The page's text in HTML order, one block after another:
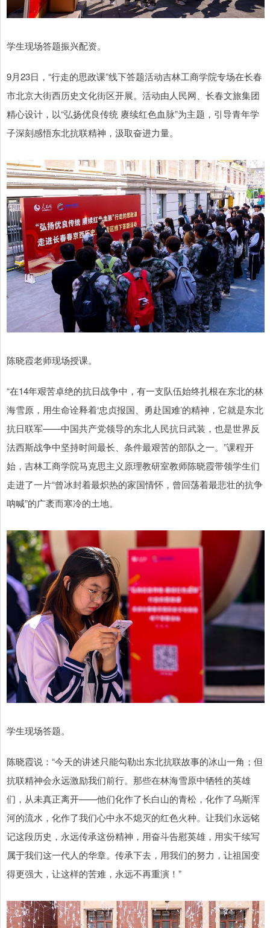
学生现场答题振兴配资。
9月23日，“行走的思政课”线下答题活动吉林工商学院专场在长春
市北京大街西历史文化街区开展。活动由人民网、长春文旅集团
精心设计，以“弘扬优良传统 赓续红色血脉”为主题，引导青年学
子深刻感悟东北抗联精神，汲取奋进力量。
陈晓霞老师现场授课。
“在14年艰苦卓绝的抗日战争中，有一支队伍始终扎根在东北的林
海雪原，用生命诠释着‘忠贞报国、勇赴国难’的精神，它就是东北
抗日联军——中国共产党领导的东北人民抗日武装，也是世界反
法西斯战争中坚持时间最长、条件最艰苦的部队之一。”课程开
始，吉林工商学院马克思主义原理教研室教师陈晓霞带领学生们
走进了一片“曾冰封着最炽热的家国情怀，曾回荡着最悲壮的抗争
呐喊”的广袤而寒冷的土地。
学生现场答题。
陈晓霞说：“今天的讲述只能勾勒出东北抗联故事的冰山一角；但
抗联精神会永远激励我们前行。那些在林海雪原中牺牲的英雄
们，从未真正离开——他们化作了长白山的青松，化作了乌斯浑
河的流水，化作了我们心中永不熄灭的红色火种。让我们永远铭
记这段历史，永远传承这份精神，用奋斗告慰英雄，用实干续写
属于我们这一代人的华章。传承下去，用我们的努力，让祖国变
得更强大，让这样的苦难，永远不再重演！”